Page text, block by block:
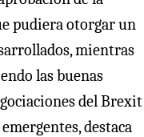
pudiera otorgar un
mientras
las buenas
del Brexit
destaca